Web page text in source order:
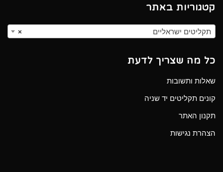
קטגוריות באתר
× תקליטים ישראליים
כל מה שצריך לדעת
שאלות ותשובות
קונים תקליטים יד שניה
תקנון האתר
הצהרת נגישות